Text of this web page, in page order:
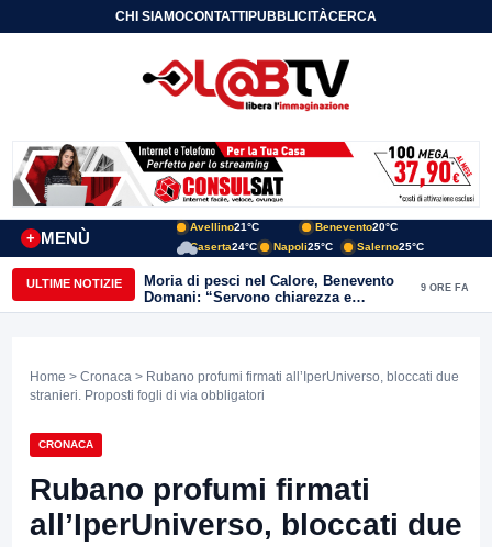
CHI SIAMOCONTATTIPUBBLICITÀCERCA
MENÙ
+
Avellino21°C Benevento20°C
Caserta24°C Napoli25°C Salerno25°C
ULTIME NOTIZIE
Moria di pesci nel Calore, Benevento
Domani: “Servono chiarezza e
approfondimenti sulla gestione
9 ORE FA
Home > Cronaca > Rubano profumi firmati all’IperUniverso, bloccati due
stranieri. Proposti fogli di via obbligatori
CRONACA
Rubano profumi firmati
all’IperUniverso, bloccati due